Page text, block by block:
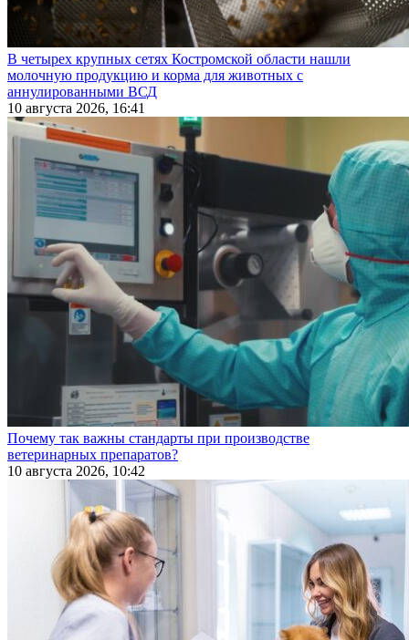
В четырех крупных сетях Костромской области нашли
молочную продукцию и корма для животных с
аннулированными ВСД
10 августа 2026, 16:41
Почему так важны стандарты при производстве
ветеринарных препаратов?
10 августа 2026, 10:42